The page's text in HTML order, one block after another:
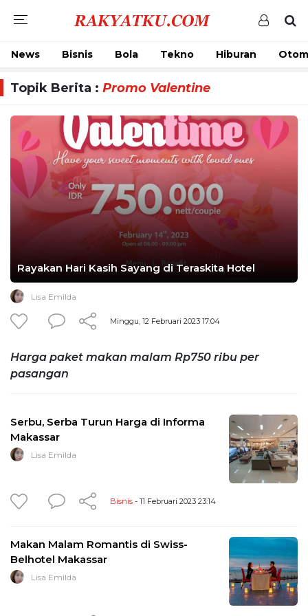
News Bisnis Bola Tekno Hiburan
Topik Berita : Promo Valentine
Rayakan Hari Kasih Sayang di Teraskita Hotel
Lisa Emilda
Minggu, 12 Februari 2023 17:04
Harga paket makan malam Rp750 ribu per
pasangan
Serbu, Serba Turun Harga di Informa
Makassar
Lisa Emilda
Bisnis - 11 Februari 2023 23:14
Makan Malam Romantis di Swiss-
Belhotel Makassar
Lisa Emilda